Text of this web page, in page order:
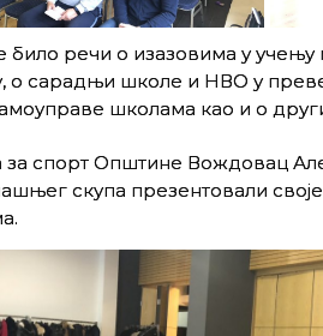
било речи о изазовима у
о сарадњи школе и НВО у
школама као и о
за спорт Општине Вождовац
скупа презентовали